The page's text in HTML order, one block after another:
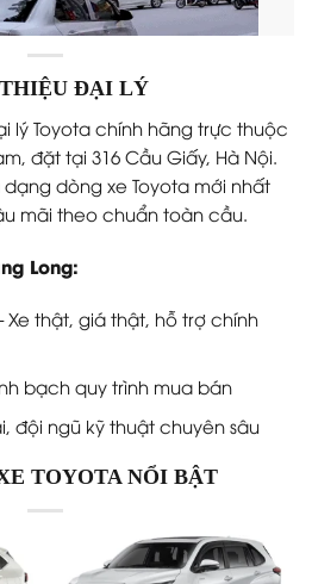
ĐẠI LÝ
lý Toyota chính hãng trực thuộc
đặt tại 316 Cầu Giấy, Hà Nội.
dòng xe Toyota mới nhất
mãi theo chuẩn toàn cầu.
Long:
Xe thật, giá thật, hỗ trợ chính
bạch quy trình mua bán
đội ngũ kỹ thuật chuyên sâu
TOYOTA NỔI BẬT